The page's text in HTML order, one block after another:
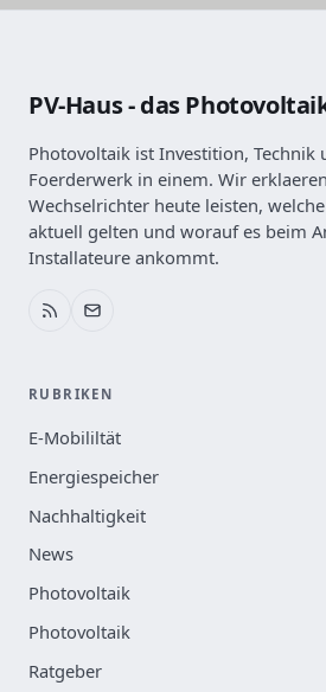
PV-Haus - das
Photovoltaik ist Investition, Technik
Foerderwerk in einem. Wir
Wechselrichter heute leisten,
aktuell gelten und worauf es beim
Installateure ankommt.
RUBRIKEN
E-Mobililtät
Energiespeicher
Nachhaltigkeit
News
Photovoltaik
Photovoltaik
Ratgeber